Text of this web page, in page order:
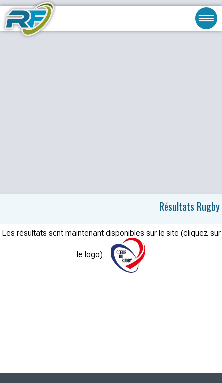
Résultats Rugby
Les résultats sont maintenant disponibles sur le site (cliquez sur
le logo)